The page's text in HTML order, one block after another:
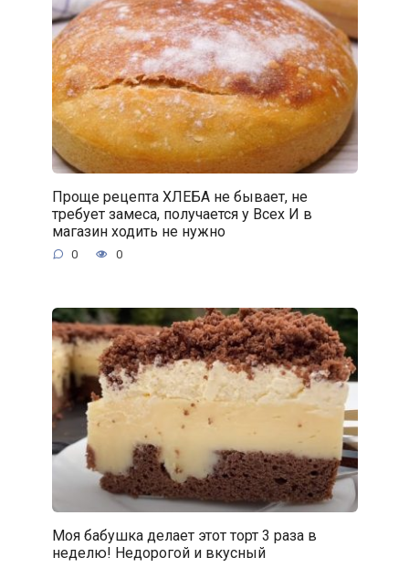
Проще рецепта ХЛЕБА не бывает, не
требует замеса, получается у Всех И в
магазин ходить не нужно
0 0
Моя бабушка делает этот торт 3 раза в
неделю! Недорогой и вкусный